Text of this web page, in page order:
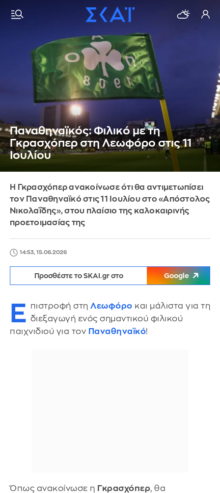
Παναθηναϊκός: Φιλικό με τη
Γκρασχόπερ στη Λεωφόρο στις 11
Ιουλίου
Η Γκρασχόπερ ανακοίνωσε ότι θα αντιμετωπίσει
τον Παναθηναϊκό στις 11 Ιουλίου στο «Απόστολος
Νικολαΐδης», στου πλαίσιο της καλοκαιρινής
προετοιμασίας της
14:53, 15.06.2026
Προσθέστε το SKAI.gr στο Google
Ε πιστροφή στη Λεωφόρο και μάλιστα για τη
διεξαγωγή ενός σημαντικού φιλικού
παιχνιδιού για τον Παναθηναϊκό!
Όπως ανακοίνωσε η Γκρασχόπερ, θα